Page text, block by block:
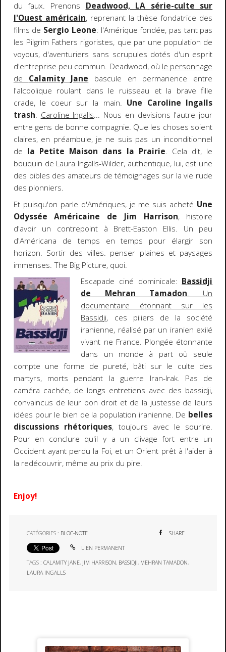
du faux. Prenons Deadwood, LA série-culte sur
l'Ouest américain, reprenant la thèse fondatrice des
films de Sergio Leone: l'Amérique fondée, pas tant pas
les Pilgrim Fathers rigoristes, que par une population de
voyous, d'aventuriers sans scrupules dotés d'un esprit
d'entreprise peu commun. Deadwood, où le personnage
de Calamity Jane
bascule en permanence entre
l'alcoolique roulant dans le ruisseau et la brave fille
crade, le coeur sur la main. Une Caroline Ingalls
trash. Caroline Ingalls... Nous en devisions l'autre jour
entre gens de bonne compagnie. Que les choses soient
claires, en préambule, je ne suis pas un inconditionnel
de la Petite Maison dans la Prairie. Cela dit, le
bouquin de Laura Ingalls-Wilder, authentique, lui, est une
des bibles des amateurs de témoignages sur la vie rude
des pionniers.
Et puisqu'on parle d'Amériques, je me suis acheté Une
Odyssée Américaine de Jim Harrison, histoire
d'avoir un contrepoint à Brett-Easton Ellis. Un peu
d'Américana de temps en temps pour élargir son
horizon. Sortir des villes. penser plaines et paysages
immenses. The Big Picture, quoi.
Escapade ciné dominicale: Bassidji
de Mehran Tamadon. Un
documentaire étonnant sur les
Bassidji, ces piliers de la société
iranienne, réalisé par un iranien exilé
vivant ne France. Plongée étonnante
dans un monde à part où seule
compte une forme de pureté, bâti sur le culte des
martyrs, morts pendant la guerre Iran-Irak. Pas de
caméra cachée, de longs entretiens avec des bassidji,
convaincus de leur bon droit et de la justesse de leurs
idées pour le bien de la population iranienne. De belles
discussions rhétoriques, toujours avec le sourire.
Pour en conclure qu'il y a un clivage fort entre un
Occident ayant perdu la Foi, et un Orient prêt à l'aider à
la redécouvrir, même au prix du pire.
Enjoy!
CATÉGORIES : BLOC-NOTE SHARE
LIEN PERMANENT
TAGS :CALAMITY JANE, JIM HARRISON, BASSIDJI, MEHRAN TAMADON,
LAURA INGALLS